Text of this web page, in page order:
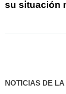
su situación
NOTICIAS DE